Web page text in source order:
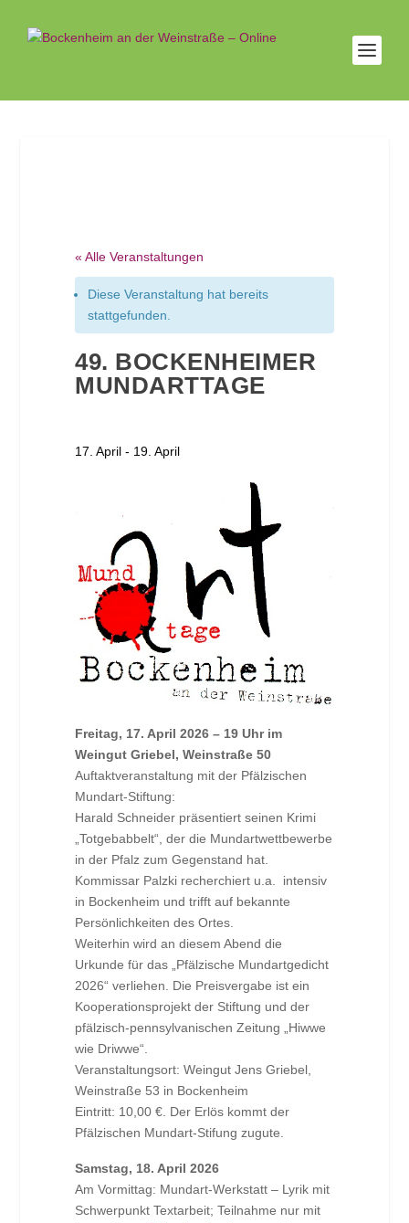
« Alle Veranstaltungen
Diese Veranstaltung hat bereits
stattgefunden.
49. BOCKENHEIMER
MUNDARTTAGE
17. April - 19. April
Freitag, 17. April 2026 – 19 Uhr im
Weingut Griebel, Weinstraße 50
Auftaktveranstaltung mit der Pfälzischen
Mundart-Stiftung:
Harald Schneider präsentiert seinen Krimi
„Totgebabbelt“, der die Mundartwettbewerbe
in der Pfalz zum Gegenstand hat.
Kommissar Palzki recherchiert u.a. intensiv
in Bockenheim und trifft auf bekannte
Persönlichkeiten des Ortes.
Weiterhin wird an diesem Abend die
Urkunde für das „Pfälzische Mundartgedicht
2026“ verliehen. Die Preisvergabe ist ein
Kooperationsprojekt der Stiftung und der
pfälzisch-pennsylvanischen Zeitung „Hiwwe
wie Driwwe“.
Veranstaltungsort: Weingut Jens Griebel,
Weinstraße 53 in Bockenheim
Eintritt: 10,00 €. Der Erlös kommt der
Pfälzischen Mundart-Stifung zugute.
Samstag, 18. April 2026
Am Vormittag: Mundart-Werkstatt – Lyrik mit
Schwerpunkt Textarbeit; Teilnahme nur mit